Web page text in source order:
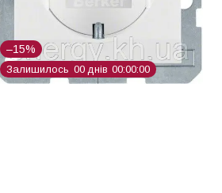
–15%
Залишилось 00 днів 00 00 00